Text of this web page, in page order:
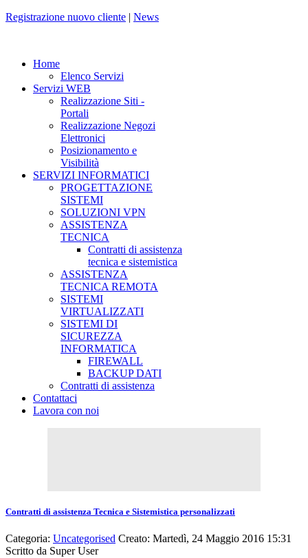
Registrazione nuovo cliente | News
Home
Elenco Servizi
Servizi WEB
Realizzazione Siti -
Portali
Realizzazione Negozi
Elettronici
Posizionamento e
Visibilità
SERVIZI INFORMATICI
PROGETTAZIONE
SISTEMI
SOLUZIONI VPN
ASSISTENZA
TECNICA
Contratti di assistenza
tecnica e sistemistica
ASSISTENZA
TECNICA REMOTA
SISTEMI
VIRTUALIZZATI
SISTEMI DI
SICUREZZA
INFORMATICA
FIREWALL
BACKUP DATI
Contratti di assistenza
Contattaci
Lavora con noi
Contratti di assistenza Tecnica e Sistemistica personalizzati
Categoria: Uncategorised Creato: Martedì, 24 Maggio 2016 15:31
Scritto da Super User